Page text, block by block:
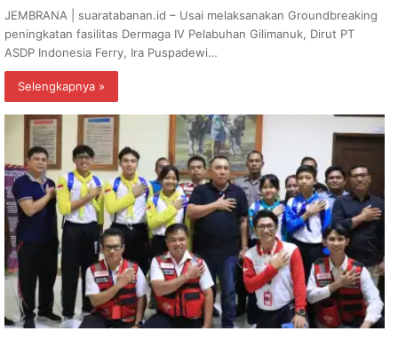
JEMBRANA | suaratabanan.id – Usai melaksanakan Groundbreaking
peningkatan fasilitas Dermaga IV Pelabuhan Gilimanuk, Dirut PT
ASDP Indonesia Ferry, Ira Puspadewi…
Selengkapnya »